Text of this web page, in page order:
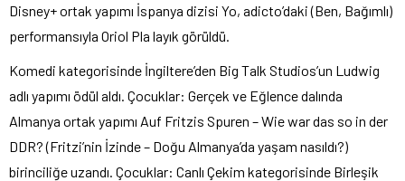
Disney+ ortak yapımı İspanya dizisi Yo, adicto’daki (Ben, Bağımlı)
performansıyla Oriol Pla layık görüldü.
Komedi kategorisinde İngiltere’den Big Talk Studios’un Ludwig
adlı yapımı ödül aldı. Çocuklar: Gerçek ve Eğlence dalında
Almanya ortak yapımı Auf Fritzis Spuren – Wie war das so in der
DDR? (Fritzi’nin İzinde – Doğu Almanya’da yaşam nasıldı?)
birinciliğe uzandı. Çocuklar: Canlı Çekim kategorisinde Birleşik